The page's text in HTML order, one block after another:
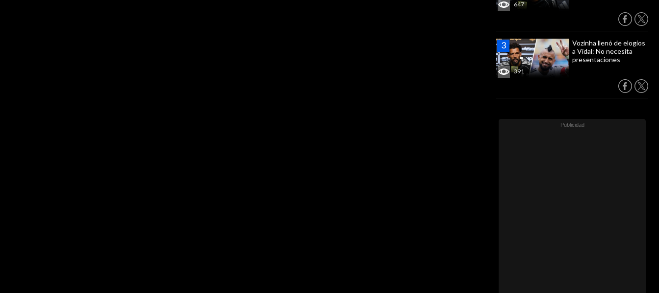
647
391
Vozinha llenó de elogios
a Vidal: No necesita
presentaciones